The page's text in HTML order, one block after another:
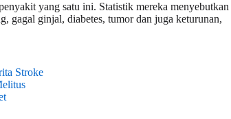
yang satu ini. Statistik mereka menyebutkan
gagal ginjal, diabetes, tumor dan juga keturunan,
Stroke